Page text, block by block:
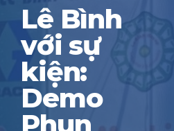
Lê Bình
với sự
kiện:
Demo
Phun